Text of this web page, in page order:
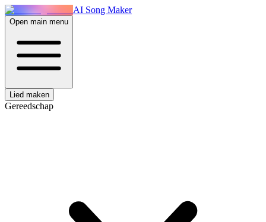
AI Song Maker
Open main menu
Lied maken
Gereedschap